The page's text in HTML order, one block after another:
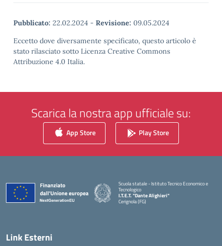
Pubblicato: 22.02.2024 - Revisione: 09.05.2024
Eccetto dove diversamente specificato, questo articolo è
stato rilasciato sotto Licenza Creative Commons
Attribuzione 4.0 Italia.
Scarica la nostra app ufficiale su:
App Store Play Store
Scuola statale - Istituto Tecnico Economico e
Tecnologico
I.T.E.T. "Dante Alighieri"
Cerignola (FG)
— Visita la pagina iniziale della scuola
Link Esterni